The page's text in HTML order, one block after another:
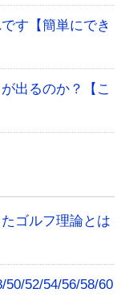
す【簡単にでき
出るのか？【こ
ゴルフ理論とは
52/54/56/58/60